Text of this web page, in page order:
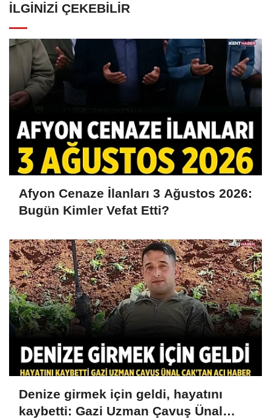
İLGINIZI ÇEKEBILIR
Afyon Cenaze İlanları 3 Ağustos 2026:
Bugün Kimler Vefat Etti?
Denize girmek için geldi, hayatını
kaybetti: Gazi Uzman Çavuş Ünal